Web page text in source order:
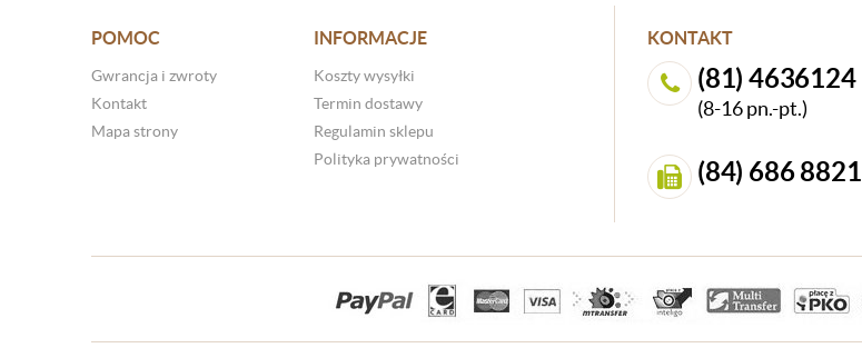
POMOC
Gwrancja i zwroty
Kontakt
Mapa strony
INFORMACJE
Koszty wysyłki
Termin dostawy
Regulamin sklepu
Polityka prywatności
KONTAKT
(81) 4636124
(8-16 pn.-pt.)
(84) 686 8821